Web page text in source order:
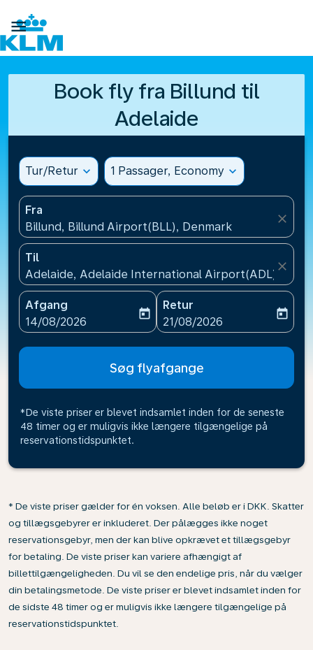

Book fly fra Billund til
Adelaide
Tur/Retur expand_more 1 Passager, Economy expand_more
Fra
Billund, Billund Airport(BLL), Denmark
close
Til
Adelaide, Adelaide International Airport(ADL),
close
Afgang
fc-booking-departure-date-aria-label
14/08/2026
today
Retur
fc-booking-return-date-
21/08/2026
today
Søg flyafgange
*De viste priser er blevet indsamlet inden for de seneste
48 timer og er muligvis ikke længere tilgængelige på
reservationstidspunktet.
* De viste priser gælder for én voksen. Alle beløb er i DKK. Skatter
og tillægsgebyrer er inkluderet. Der pålægges ikke noget
reservationsgebyr, men der kan blive opkrævet et tillægsgebyr
for betaling. De viste priser kan variere afhængigt af
billettilgængeligheden. Du vil se den endelige pris, når du vælger
din betalingsmetode. De viste priser er blevet indsamlet inden for
de sidste 48 timer og er muligvis ikke længere tilgængelige på
reservationstidspunktet.